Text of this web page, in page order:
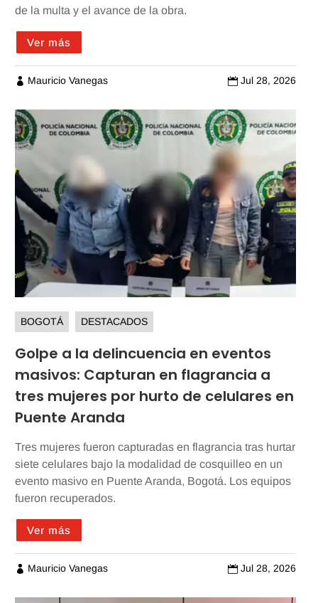
de la multa y el avance de la obra.
Ver más
 Mauricio Vanegas  Jul 28, 2026
BOGOTÁ DESTACADOS
Golpe a la delincuencia en eventos
masivos: Capturan en flagrancia a
tres mujeres por hurto de celulares en
Puente Aranda
Tres mujeres fueron capturadas en flagrancia tras hurtar
siete celulares bajo la modalidad de cosquilleo en un
evento masivo en Puente Aranda, Bogotá. Los equipos
fueron recuperados.
Ver más
 Mauricio Vanegas  Jul 28, 2026